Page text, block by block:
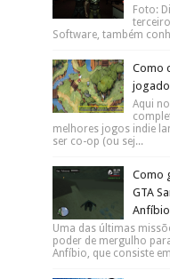
Foto:
Software, também
Como
Aqui
melhores jogos indie
ser co-op (ou sej...
Como
GTA
Uma das últimas
poder de mergulho
Anfíbio, que consiste